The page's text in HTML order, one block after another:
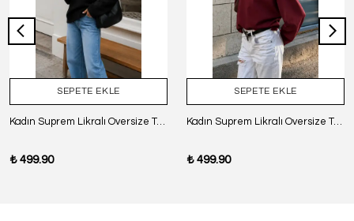
SEPETE EKLE
Kadın Suprem Likralı Oversize T-Shirt - SİYAH
₺ 499.90
SEPETE EKLE
Kadın Suprem Likralı Oversize T-Shirt - BORDO
₺ 499.90